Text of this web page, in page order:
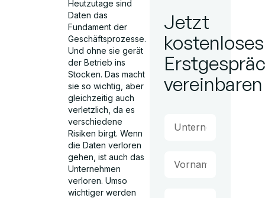
Heutzutage sind
Daten das
Fundament der
Geschäftsprozesse.
Und ohne sie gerät
der Betrieb ins
Stocken. Das macht
sie so wichtig, aber
gleichzeitig auch
verletzlich, da es
verschiedene
Risiken birgt. Wenn
die Daten verloren
gehen, ist auch das
Unternehmen
verloren. Umso
wichtiger werden
Jetzt
kostenloses
vereinbaren